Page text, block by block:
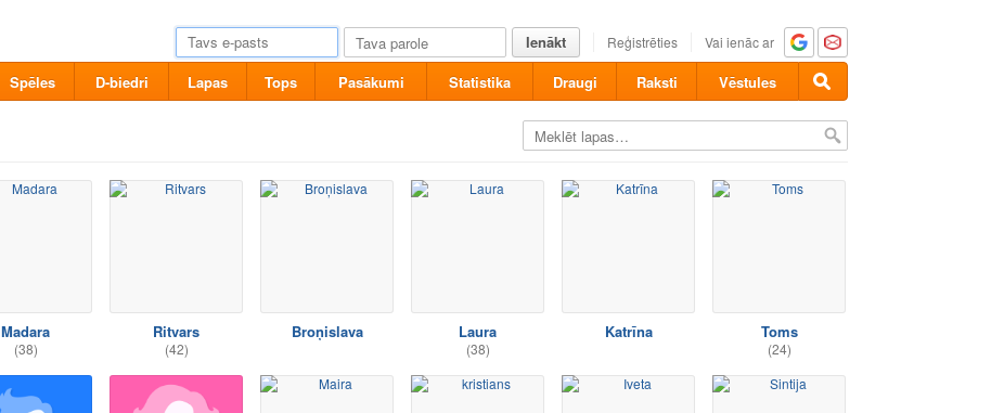
Ienākt Reģistrēties Vai ienāc ar
Spēles D-biedri Lapas Tops Pasākumi Statistika Draugi Raksti Vēstules
Madara
(38)
Ritvars
(42)
Broņislava Laura
(38)
Katrīna Toms
(24)